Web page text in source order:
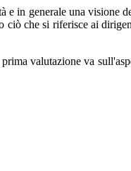
in generale una visione
ciò che si riferisce ai
valutazione va